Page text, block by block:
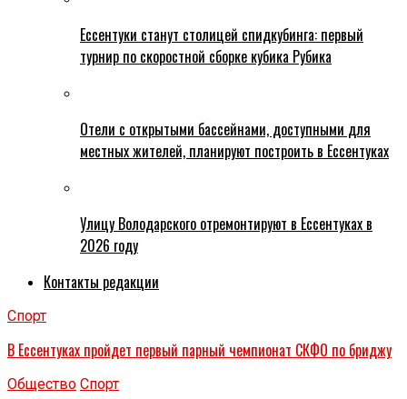
Ессентуки станут столицей спидкубинга: первый
турнир по скоростной сборке кубика Рубика
Отели с открытыми бассейнами, доступными для
местных жителей, планируют построить в Ессентуках
Улицу Володарского отремонтируют в Ессентуках в
2026 году
Контакты редакции
Спорт
В Ессентуках пройдет первый парный чемпионат СКФО по бриджу
Общество Спорт